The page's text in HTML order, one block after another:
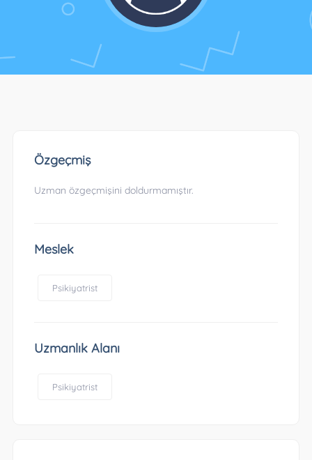
Özgeçmiş
Uzman özgeçmişini doldurmamıştır.
Meslek
Psikiyatrist
Uzmanlık Alanı
Psikiyatrist